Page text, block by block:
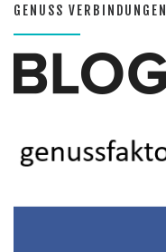
GENUSS VERBINDUNGEN